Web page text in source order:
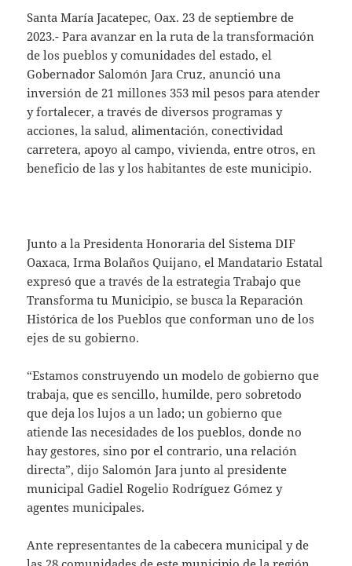
Santa María Jacatepec, Oax. 23 de septiembre de
2023.- Para avanzar en la ruta de la transformación
de los pueblos y comunidades del estado, el
Gobernador Salomón Jara Cruz, anunció una
inversión de 21 millones 353 mil pesos para atender
y fortalecer, a través de diversos programas y
acciones, la salud, alimentación, conectividad
carretera, apoyo al campo, vivienda, entre otros, en
beneficio de las y los habitantes de este municipio.
Junto a la Presidenta Honoraria del Sistema DIF
Oaxaca, Irma Bolaños Quijano, el Mandatario Estatal
expresó que a través de la estrategia Trabajo que
Transforma tu Municipio, se busca la Reparación
Histórica de los Pueblos que conforman uno de los
ejes de su gobierno.
“Estamos construyendo un modelo de gobierno que
trabaja, que es sencillo, humilde, pero sobretodo
que deja los lujos a un lado; un gobierno que
atiende las necesidades de los pueblos, donde no
hay gestores, sino por el contrario, una relación
directa”, dijo Salomón Jara junto al presidente
municipal Gadiel Rogelio Rodríguez Gómez y
agentes municipales.
Ante representantes de la cabecera municipal y de